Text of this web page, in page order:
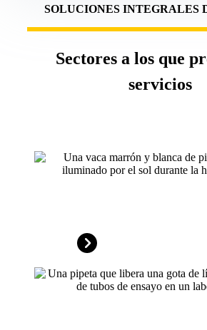
SOLUCIONES INTEGRALES
Sectores a los que
servicios